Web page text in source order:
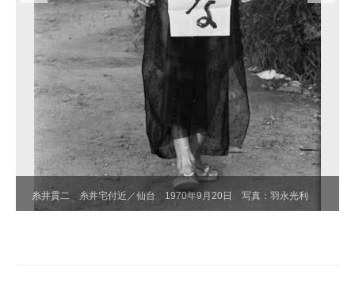
糸井貫二 糸井宅付近／仙台 1970年9月20日 写真：羽永光利